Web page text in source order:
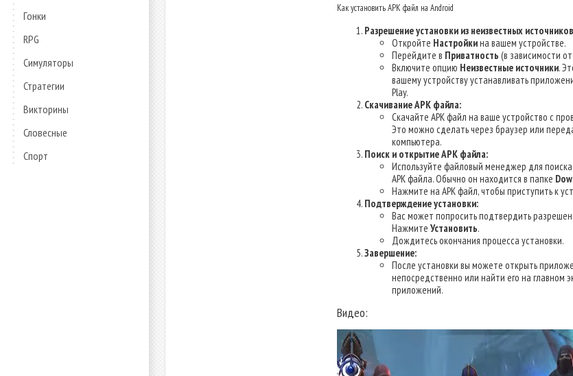
Гонки
RPG
Симуляторы
Стратегии
Викторины
Словесные
Спорт
Как установить APK файл на Android
Разрешение установки из неизвестных
Откройте Настройкина вашем устройстве.
Перейдите в Приватность (в зависимости
Включите опцию Неизвестные источники.
вашему устройству устанавливать
Play.
Скачивание APK файла:
Скачайте APK файл на ваше устройство с
Это можно сделать через браузер или
компьютера.
Поиск и открытие APK файла:
Используйте файловый менеджер для поиска
APK файла. Обычно он находится в папке
Нажмите на APK файл, чтобы приступить к
Подтверждение установки:
Вас может попросить подтвердить
Нажмите Установить.
Дождитесь окончания процесса установки.
Завершение:
После установки вы можете открыть
непосредственно или найти его на главном
приложений.
Видео: